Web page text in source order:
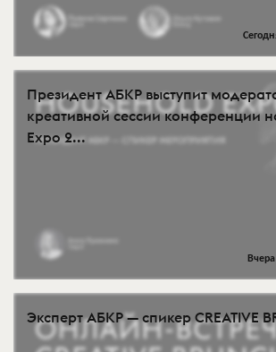
Президент АБКР выступит
креативной сессии конференции
Expo 2...
Эксперт АБКР — спикер CREATIVE